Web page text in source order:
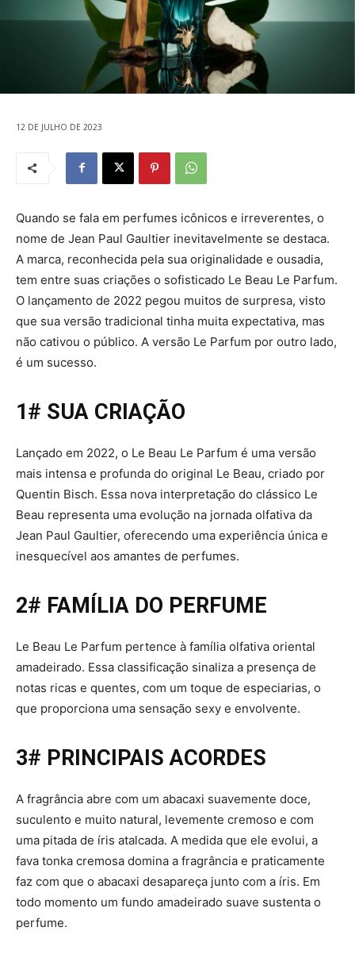
12 DE JULHO DE 2023
Quando se fala em perfumes icônicos e irreverentes, o
nome de Jean Paul Gaultier inevitavelmente se destaca.
A marca, reconhecida pela sua originalidade e ousadia,
tem entre suas criações o sofisticado Le Beau Le Parfum.
O lançamento de 2022 pegou muitos de surpresa, visto
que sua versão tradicional tinha muita expectativa, mas
não cativou o público. A versão Le Parfum por outro lado,
é um sucesso.
1# SUA CRIAÇÃO
Lançado em 2022, o Le Beau Le Parfum é uma versão
mais intensa e profunda do original Le Beau, criado por
Quentin Bisch. Essa nova interpretação do clássico Le
Beau representa uma evolução na jornada olfativa da
Jean Paul Gaultier, oferecendo uma experiência única e
inesquecível aos amantes de perfumes.
2# FAMÍLIA DO PERFUME
Le Beau Le Parfum pertence à família olfativa oriental
amadeirado. Essa classificação sinaliza a presença de
notas ricas e quentes, com um toque de especiarias, o
que proporciona uma sensação sexy e envolvente.
3# PRINCIPAIS ACORDES
A fragrância abre com um abacaxi suavemente doce,
suculento e muito natural, levemente cremoso e com
uma pitada de íris atalcada. A medida que ele evolui, a
fava tonka cremosa domina a fragrância e praticamente
faz com que o abacaxi desapareça junto com a íris. Em
todo momento um fundo amadeirado suave sustenta o
perfume.